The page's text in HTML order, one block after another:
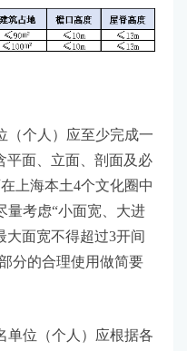
个人）应至少完成一
平面、立面、剖面及必
上海本土4个文化圈中
量考虑“小面宽、大进
大面宽不得超过3开间
分的合理使用做简要
位（个人）应根据各